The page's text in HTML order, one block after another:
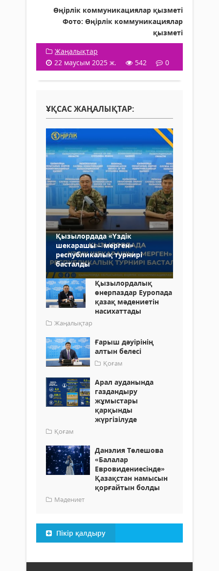
Өңірлік коммуникациялар қызметі
Фото: Өңірлік коммуникациялар
қызметі
Жаңалықтар
22 маусым 2025 ж.
542 0
ҰҚСАС ЖАҢАЛЫҚТАР:
Қызылордада «Үздік
шекарашы – мерген»
республикалық турнирі
басталды
Қызылордалық
өнерпаздар Еуропада
қазақ мәдениетін
насихаттады
Жаңалықтар
Ғарыш дәуірінің
алтын белесі
Қоғам
Арал ауданында
газдандыру
жұмыстары
қарқынды
жүргізілуде
Қоғам
Данэлия Төлешова
«Балалар
Евровидениесінде»
Қазақстан намысын
қорғайтын болды
Мәдениет
Пікір қалдыру